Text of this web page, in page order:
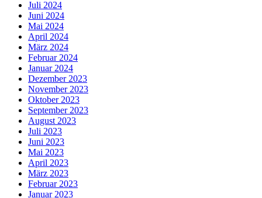
Juli 2024
Juni 2024
Mai 2024
April 2024
März 2024
Februar 2024
Januar 2024
Dezember 2023
November 2023
Oktober 2023
September 2023
August 2023
Juli 2023
Juni 2023
Mai 2023
April 2023
März 2023
Februar 2023
Januar 2023